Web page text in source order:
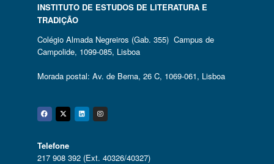
INSTITUTO DE ESTUDOS DE LITERATURA E
TRADIÇÃO
Colégio Almada Negreiros (Gab. 355) Campus de
Campolide, 1099-085, Lisboa
Morada postal: Av. de Berna, 26 C, 1069-061, Lisboa
Facebook
Twitter
Linkedin
Instagram
Telefone
217 908 392 (Ext. 40326/40327)